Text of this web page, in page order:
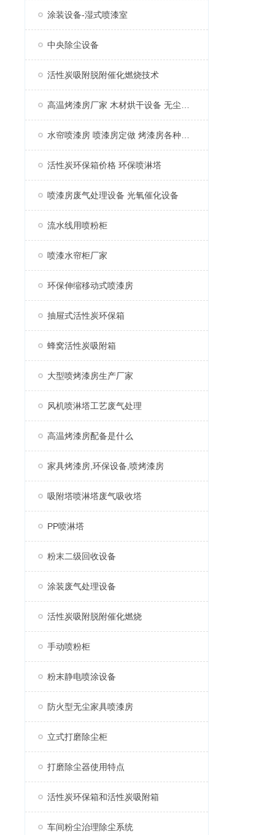
涂装设备-湿式喷漆室
中央除尘设备
活性炭吸附脱附催化燃烧技术
活性炭环保箱价格 环保喷淋塔
喷漆房废气处理设备 光氧催化设备
流水线用喷粉柜
喷漆水帘柜厂家
环保伸缩移动式喷漆房
抽屉式活性炭环保箱
蜂窝活性炭吸附箱
大型喷烤漆房生产厂家
风机喷淋塔工艺废气处理
高温烤漆房配备是什么
家具烤漆房,环保设备,喷烤漆房
吸附塔喷淋塔废气吸收塔
PP喷淋塔
粉末二级回收设备
涂装废气处理设备
活性炭吸附脱附催化燃烧
手动喷粉柜
粉末静电喷涂设备
防火型无尘家具喷漆房
立式打磨除尘柜
打磨除尘器使用特点
活性炭环保箱和活性炭吸附箱
车间粉尘治理除尘系统